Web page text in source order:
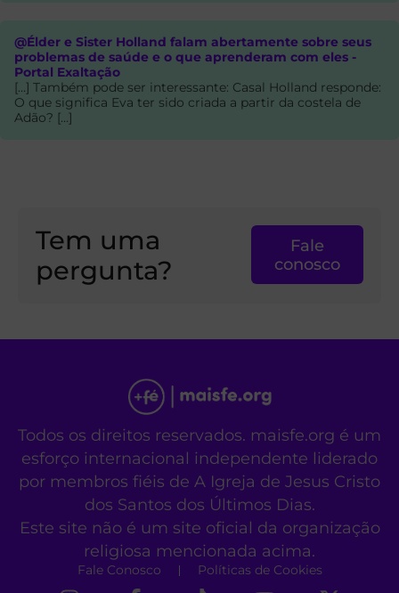
@Élder e Sister Holland falam abertamente sobre seus
problemas de saúde e o que aprenderam com eles -
Portal Exaltação
[…] Também pode ser interessante: Casal Holland responde:
O que significa Eva ter sido criada a partir da costela de
Adão? […]
Tem uma
pergunta?
Fale
conosco
Todos os direitos reservados. maisfe.org é um
esforço internacional independente liderado
por membros fiéis de A Igreja de Jesus Cristo
dos Santos dos Últimos Dias.
Este site não é um site oficial da organização
religiosa mencionada acima.
Fale Conosco Políticas de Cookies